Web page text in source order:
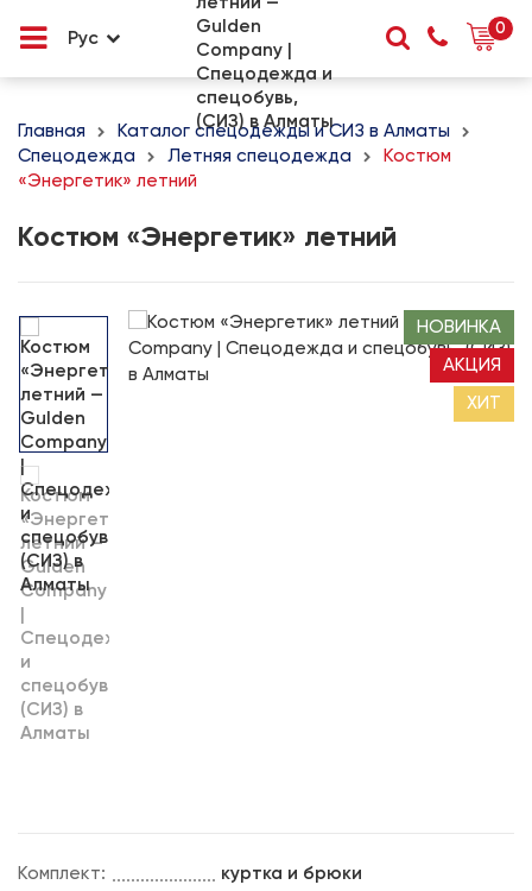
Рус
0
Главная
Каталог спецодежды и СИЗ в Алматы
Спецодежда
Летняя спецодежда
Костюм
«Энергетик» летний
Костюм «Энергетик» летний
НОВИНКА
АКЦИЯ
ХИТ
Комплект: куртка и брюки